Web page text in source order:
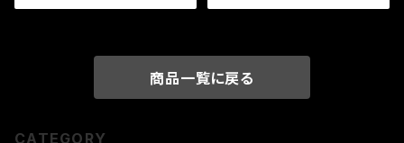
商品一覧に戻る
CATEGORY